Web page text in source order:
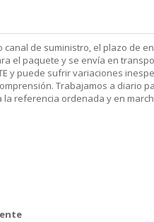
de suministro, el plazo de
el paquete y se envía en
y puede sufrir variaciones
Trabajamos a diario
referencia ordenada y en